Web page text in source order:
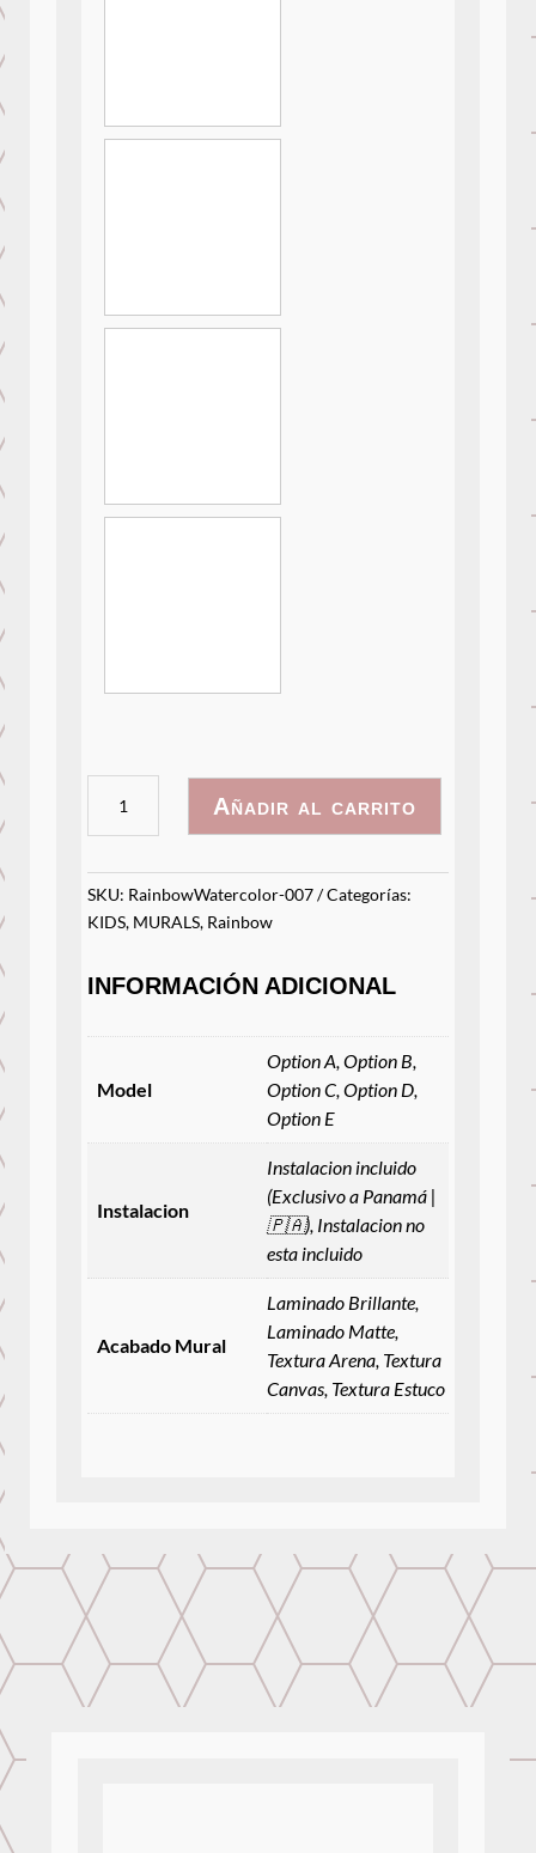
cantidad
Añadir al carrito
SKU: RainbowWatercolor-007
Categorías:
KIDS, MURALS, Rainbow
INFORMACIÓN ADICIONAL
Model
Option A, Option B,
Option C, Option D,
Option E
Instalacion
Instalacion incluido
(Exclusivo a Panamá |
🇵🇦), Instalacion no
esta incluido
Acabado Mural
Laminado Brillante,
Laminado Matte,
Textura Arena, Textura
Canvas, Textura Estuco